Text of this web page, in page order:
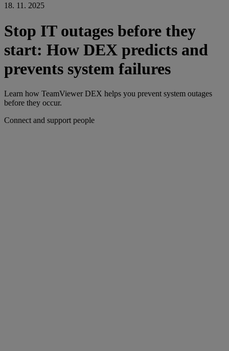
18. 11. 2025
Stop IT outages before they
start: How DEX predicts and
prevents system failures
Learn how TeamViewer DEX helps you prevent system outages
before they occur.
Connect and support people